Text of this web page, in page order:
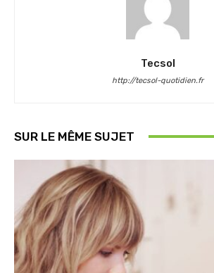
Tecsol
http://tecsol-quotidien.fr
SUR LE MÊME SUJET